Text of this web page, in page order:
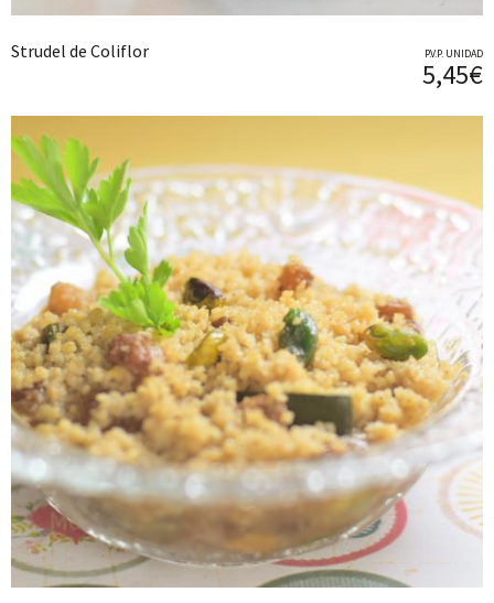
Strudel de Coliflor P.V.P. UNIDAD
5,45€